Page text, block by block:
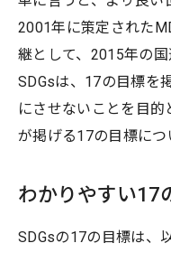
2001年に策定された
継として、2015年の国
SDGsは、17の目標を
にさせないことを目的
が掲げる17の目標につ
わかりやすい17
SDGsの17の目標は、